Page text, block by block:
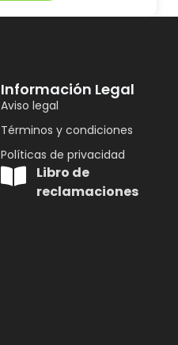
Información Legal
Aviso legal
Términos y condiciones
Políticas de privacidad
Libro de
reclamaciones